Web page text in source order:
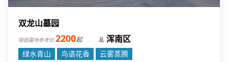
双龙山墓园
陵园墓地参考价:2200起 浑南区
绿水青山 鸟语花香
云雾蒸腾